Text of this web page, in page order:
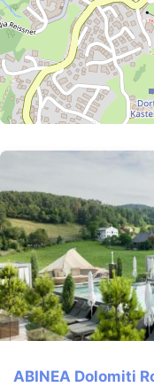
ABINEA Dolomiti